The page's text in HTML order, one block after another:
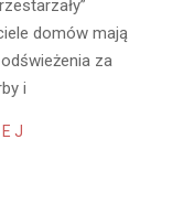
domów mają
za
i